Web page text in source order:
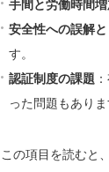
手間と労働時間増
安全性への誤解と
す。
認証制度の課題
った問題もありま
この項目を読むと